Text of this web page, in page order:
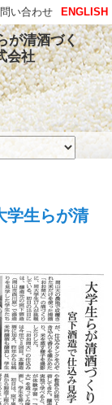
が清酒づく
会社
学生らが清
ENGLISH
い合わせ